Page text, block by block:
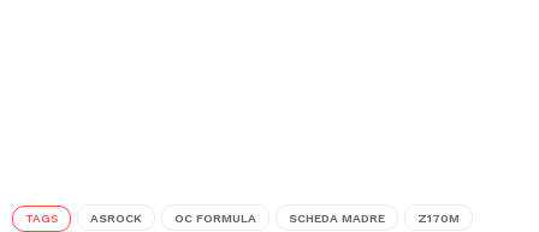
TAGS ASROCK OC FORMULA SCHEDA MADRE Z170M